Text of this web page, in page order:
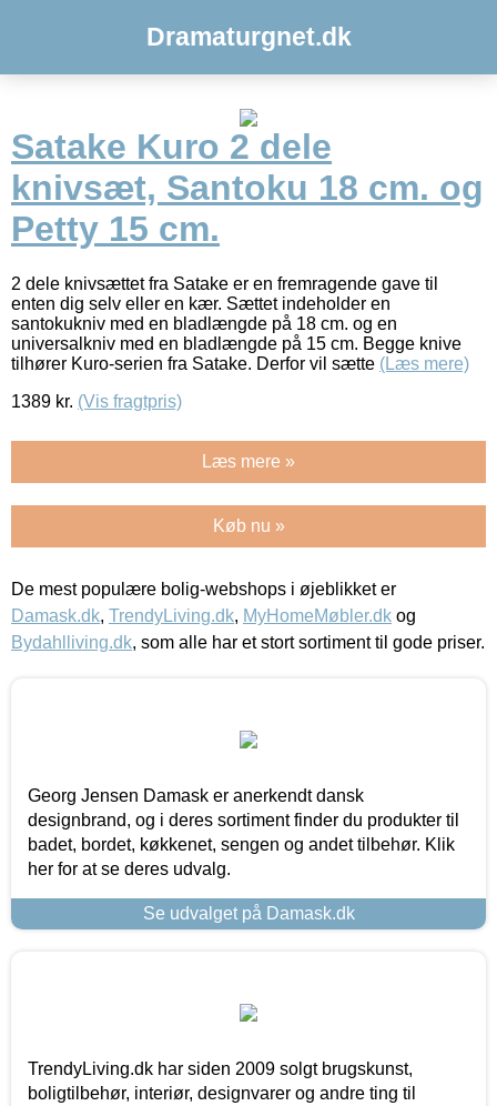
Dramaturgnet.dk
Satake Kuro 2 dele
knivsæt, Santoku 18 cm. og
Petty 15 cm.
2 dele knivsættet fra Satake er en fremragende gave til
enten dig selv eller en kær. Sættet indeholder en
santokukniv med en bladlængde på 18 cm. og en
universalkniv med en bladlængde på 15 cm. Begge knive
tilhører Kuro-serien fra Satake. Derfor vil sætte (Læs mere)
1389 kr. (Vis fragtpris)
Læs mere »
Køb nu »
De mest populære bolig-webshops i øjeblikket er
Damask.dk, TrendyLiving.dk, MyHomeMøbler.dk og
Bydahlliving.dk, som alle har et stort sortiment til gode priser.
Georg Jensen Damask er anerkendt dansk
designbrand, og i deres sortiment finder du produkter til
badet, bordet, køkkenet, sengen og andet tilbehør. Klik
her for at se deres udvalg.
Se udvalget på Damask.dk
TrendyLiving.dk har siden 2009 solgt brugskunst,
boligtilbehør, interiør, designvarer og andre ting til